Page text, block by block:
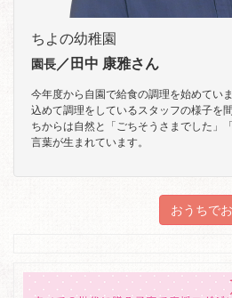
ちよの幼稚園
園長 ／田中 康雅さん
今年度から自園で給食の調理を始めてい
込めて調理をしているスタッフの様子を
ちからは自然と「ごちそうさまでした」
言葉が生まれています。
おうちで